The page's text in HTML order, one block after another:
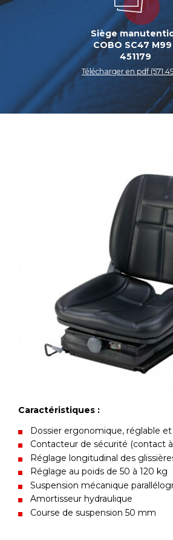
Siège
COBO SC47 M99
451179
Télécharger en pdf
Caractéristiques :
Dossier ergonomique, réglable et
Contacteur de sécurité (contact
Réglage longitudinal des
Réglage au poids de 50 à 120 kg
Suspension mécanique
Amortisseur hydraulique
Course de suspension 50 mm